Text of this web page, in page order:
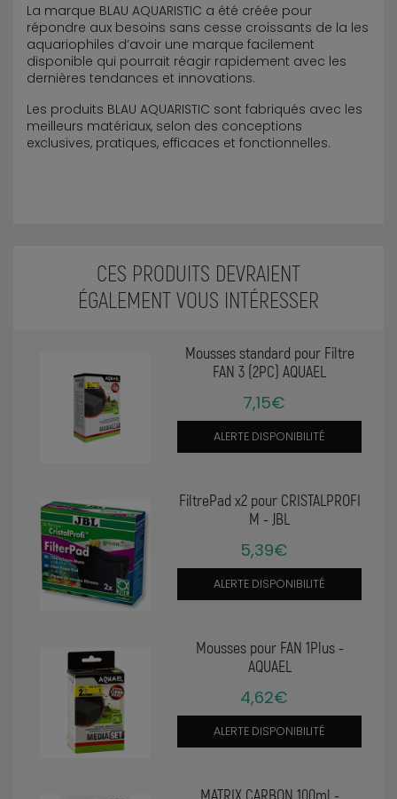
La marque BLAU AQUARISTIC a été créée pour
répondre aux besoins sans cesse croissants de la les
aquariophiles d’avoir une marque facilement
disponible qui pourrait réagir rapidement avec les
dernières tendances et innovations.
Les produits BLAU AQUARISTIC sont fabriqués avec les
meilleurs matériaux, selon des conceptions
exclusives, pratiques, efficaces et fonctionnelles.
CES PRODUITS DEVRAIENT
ÉGALEMENT VOUS INTÉRESSER
Mousses standard pour Filtre
FAN 3 (2PC) AQUAEL
7,15€
ALERTE DISPONIBILITÉ
FiltrePad x2 pour CRISTALPROFI
M - JBL
5,39€
ALERTE DISPONIBILITÉ
Mousses pour FAN 1Plus -
AQUAEL
4,62€
ALERTE DISPONIBILITÉ
MATRIX CARBON 100ml -